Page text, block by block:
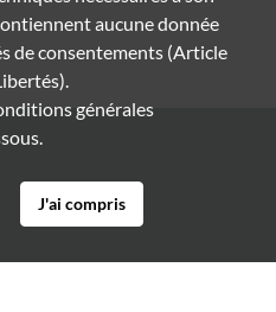
aucune donnée
de consentements (Article
générales
J'ai compris